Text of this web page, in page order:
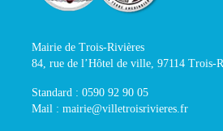
Mairie de Trois-Rivières
84, rue de l’Hôtel de ville, 97114 Trois-
Standard : 0590 92 90 05
Mail : mairie@villetroisrivieres.fr